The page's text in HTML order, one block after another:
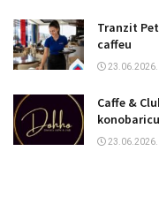
Tranzit
caffeu
23.06.2026.
Caffe &
konobaricu
23.06.2026.